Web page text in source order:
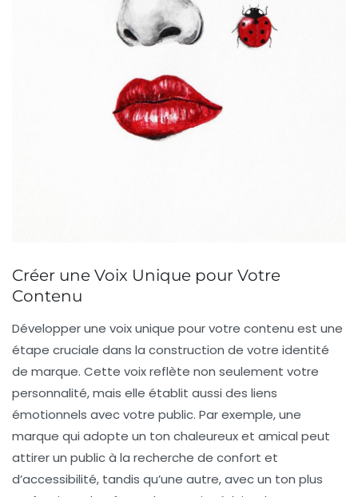
Créer une Voix Unique pour Votre
Contenu
Développer une voix unique pour votre contenu est une
étape cruciale dans la construction de votre identité
de marque. Cette voix reflète non seulement votre
personnalité, mais elle établit aussi des liens
émotionnels avec votre public. Par exemple, une
marque qui adopte un ton chaleureux et amical peut
attirer un public à la recherche de confort et
d’accessibilité, tandis qu’une autre, avec un ton plus